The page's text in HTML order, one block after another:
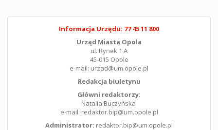
Informacja Urzędu: 77 45 11 800
Urząd Miasta Opola
ul. Rynek 1 A
45-015 Opole
e-mail: urzad@um.opole.pl
Redakcja biuletynu
Główni redaktorzy:
Natalia Buczyńska
e-mail: redaktor.bip@um.opole.pl
Administrator: redaktor.bip@um.opole.pl